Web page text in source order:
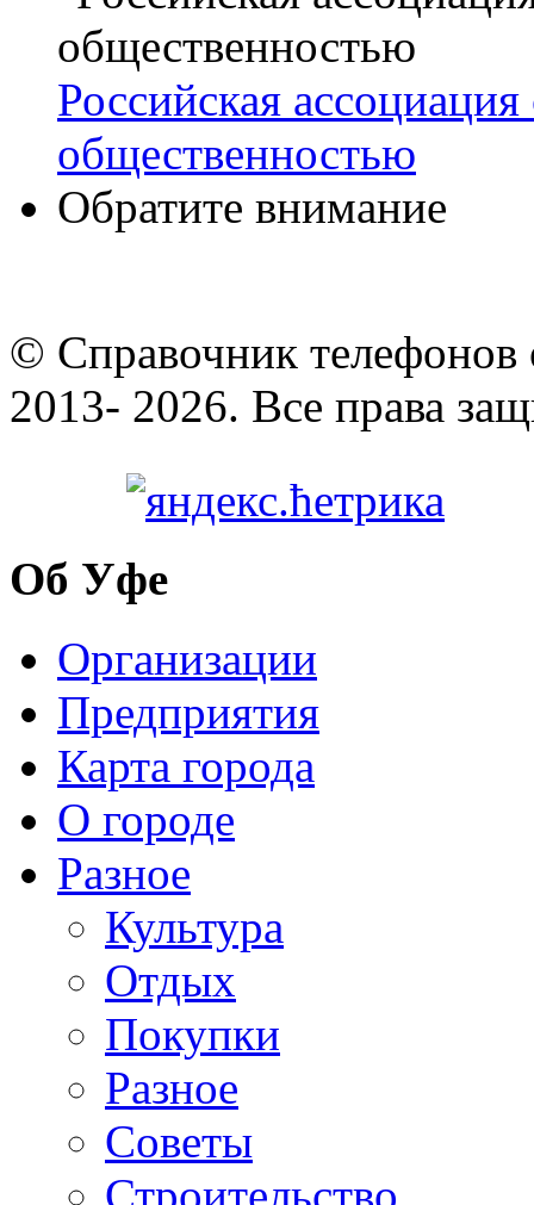
Российская
общественностью
Обратите внимание
© Cправочник телефонов
2013- 2026. Все права
Об Уфе
Организации
Предприятия
Карта города
О городе
Разное
Культура
Отдых
Покупки
Разное
Советы
Строительство